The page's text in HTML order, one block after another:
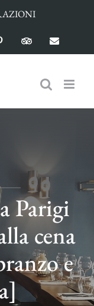
PinterestTripAdvisor
Email
Parigi
cena
e